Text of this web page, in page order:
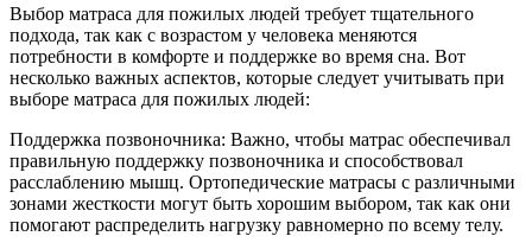
Выбор матраса для пожилых людей требует тщательного
подхода, так как с возрастом у человека меняются
потребности в комфорте и поддержке во время сна. Вот
несколько важных аспектов, которые следует учитывать при
выборе матраса для пожилых людей:
Поддержка позвоночника: Важно, чтобы матрас обеспечивал
правильную поддержку позвоночника и способствовал
расслаблению мышц. Ортопедические матрасы с различными
зонами жесткости могут быть хорошим выбором, так как они
помогают распределить нагрузку равномерно по всему телу.